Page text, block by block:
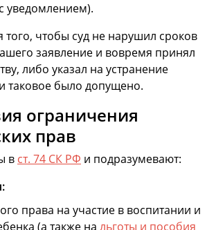
уведомлением).
того, чтобы суд не нарушил сроков
заявление и вовремя принял
либо указал на устранение
таковое было допущено.
ограничения
прав
в ст. 74 СК РФ и подразумевают:
права на участие в воспитании и
(а также на льготы и пособия